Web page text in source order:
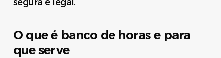
segura e legal.
O que é banco de horas e para
que serve